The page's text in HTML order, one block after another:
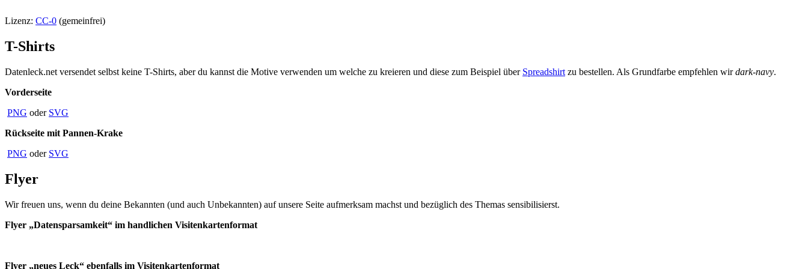
Lizenz: CC-0 (gemeinfrei)
T-Shirts
Datenleck.net versendet selbst keine T-Shirts, aber du kannst die Motive verwenden um welche zu kreieren und diese zum Beispiel über Spreadshirt zu bestellen. Als Grundfarbe empfehlen wirdark-navy.
Vorderseite
PNG oder SVG
Rückseite mit Pannen-Krake
PNG oder SVG
Flyer
Wir freuen uns, wenn du deine Bekannten (und auch Unbekannten) auf unsere Seite aufmerksam machst und bezüglich des Themas sensibilisierst.
Flyer „Datensparsamkeit“ im handlichen Visitenkartenformat
Flyer „neues Leck“ ebenfalls im Visitenkartenformat